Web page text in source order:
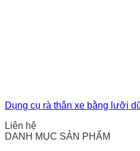
Dụng cụ rà thân xe bằng lưỡi
Liên hệ
DANH MỤC SẢN PHẨM